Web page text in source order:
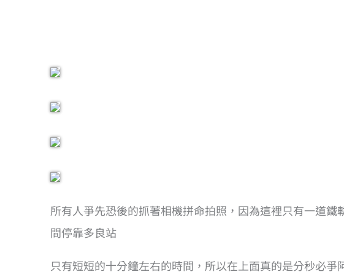
所有人爭先恐後的抓著相機拼命拍照，因為這裡只有一道
間停靠多良站
只有短短的十分鐘左右的時間，所以在上面真的是分秒必爭